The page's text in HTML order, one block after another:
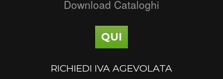
Download Cataloghi
QUI
RICHIEDI IVA AGEVOLATA